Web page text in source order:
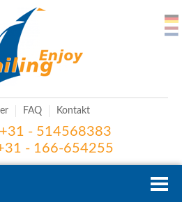
FAQ Kontakt
+31 - 514568383
- 166-654255